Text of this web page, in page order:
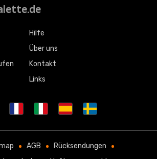
Hilfe
Über uns
Kontakt
Links
AGB
Rücksendungen